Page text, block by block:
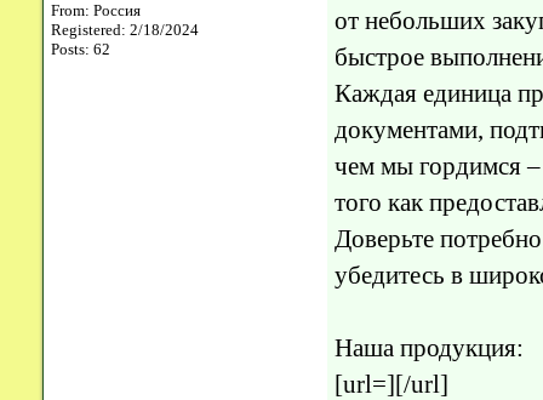
From: Россия
Registered: 2/18/2024
Posts: 62
от небольших
быстрое
Каждая единица
документами,
чем мы гордимся
того как
Доверьте
убедитесь в
Наша продукция:
[url=][/url]